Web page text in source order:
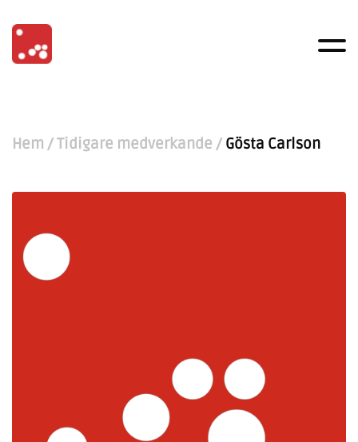
Hem /Tidigare medverkande / Gösta Carlson